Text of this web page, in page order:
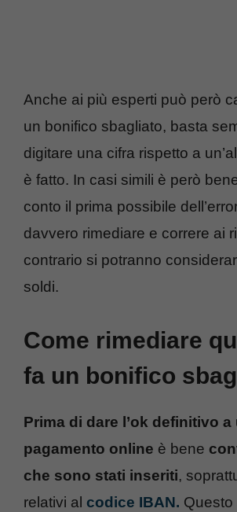
Anche ai più esperti può però
un bonifico sbagliato, basta
digitare una cifra rispetto a
è fatto. In casi simili è però
conto il prima possibile
davvero rimediare e correre ai
contrario si potranno
soldi.
Come rimediare
fa un bonifico
Prima di dare l’ok definitivo a
pagamento online è bene
che sono stati inseriti,
relativi al codice IBAN. Questo